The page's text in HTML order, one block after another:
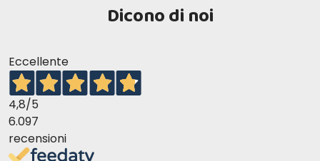
Dicono di noi
Eccellente
4,8/5
6.097
recensioni